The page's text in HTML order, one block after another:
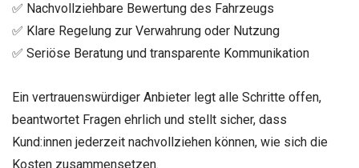
✅ Nachvollziehbare Bewertung des Fahrzeugs
✅ Klare Regelung zur Verwahrung oder Nutzung
✅ Seriöse Beratung und transparente Kommunikation
Ein vertrauenswürdiger Anbieter legt alle Schritte offen,
beantwortet Fragen ehrlich und stellt sicher, dass
Kund:innen jederzeit nachvollziehen können, wie sich die
Kosten zusammensetzen.